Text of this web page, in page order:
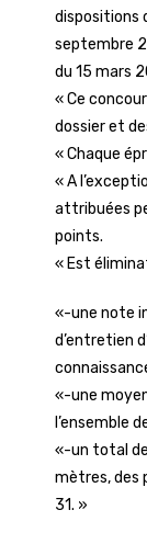
dispositions
septembre
du 15 mars
« Ce
dossier et
« Chaque
« A
attribuées
points.
« Est
«-une note
d’entretien
«-une
l’ensemble
«-un total
mètres, des
31. »